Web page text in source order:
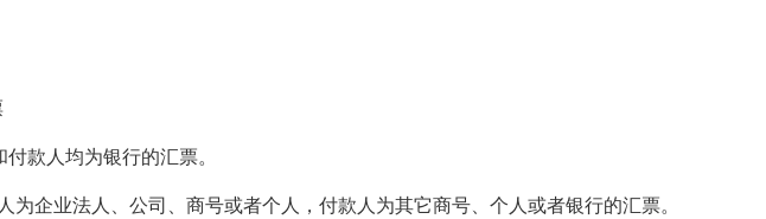
款人均为银行的汇票。
企业法人、公司、商号或者个人，付款人为其它商号、个人或者银行的汇票。